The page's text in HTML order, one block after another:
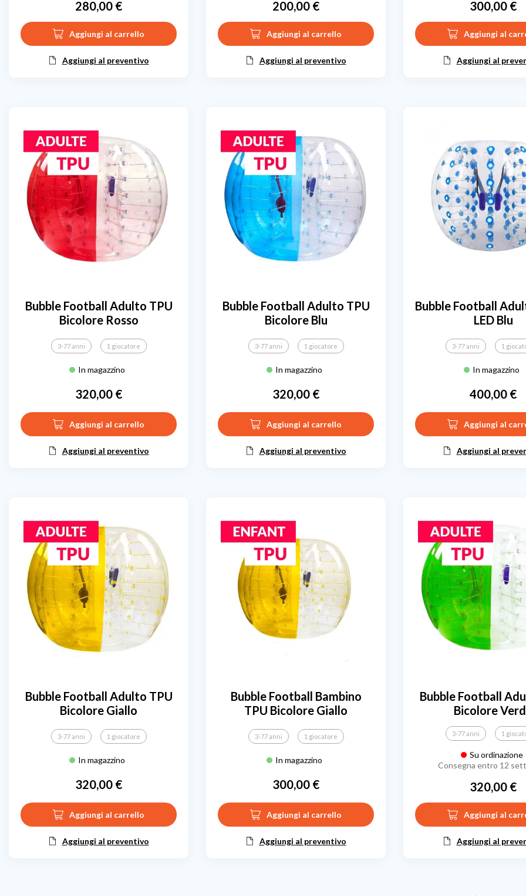
Prezzo
280,00 €
Aggiungi al carrello
Aggiungi al preventivo
Prezzo
200,00 €
Aggiungi al carrello
Aggiungi al preventivo
Prezzo
300,00 €
Aggiungi al
Aggiungi al
Bubble Football Adulto TPU
Bicolore Rosso
3-77 anni 1 giocatore
In magazzino
Prezzo
320,00 €
Aggiungi al carrello
Aggiungi al preventivo
Bubble Football Adulto TPU
Bicolore Blu
3-77 anni 1 giocatore
In magazzino
Prezzo
320,00 €
Aggiungi al carrello
Aggiungi al preventivo
Bubble Football
LED Blu
3-77 anni 1
In magazzino
Prezzo
400,00 €
Aggiungi al
Aggiungi al
Bubble Football Adulto TPU
Bicolore Giallo
3-77 anni 1 giocatore
In magazzino
Prezzo
320,00 €
Aggiungi al carrello
Aggiungi al preventivo
Bubble Football Bambino
TPU Bicolore Giallo
3-77 anni 1 giocatore
In magazzino
Prezzo
300,00 €
Aggiungi al carrello
Aggiungi al preventivo
Bubble Football
Bicolore
3-77 anni 1
Su ordinazione
Consegna entro 12
Prezzo
320,00 €
Aggiungi al
Aggiungi al